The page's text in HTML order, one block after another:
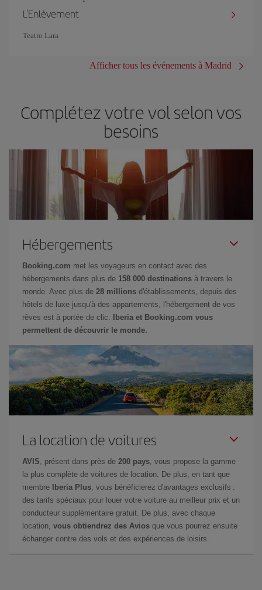
L'Enlèvement
Teatro Lara
Afficher tous les événements à Madrid
Complétez votre vol selon vos
besoins
Hébergements
Booking.com met les voyageurs en contact avec des
hébergements dans plus de 158 000 destinations à travers le
monde. Avec plus de 28 millions d'établissements, depuis des
hôtels de luxe jusqu'à des appartements, l'hébergement de vos
rêves est à portée de clic.
Iberia et Booking.com vous
permettent de découvrir le monde.
La location de voitures
AVIS, présent dans près de 200 pays, vous propose la gamme
la plus complète de voitures de location. De plus, en tant que
membre
Iberia Plus, vous bénéficierez d'avantages exclusifs :
des tarifs spéciaux pour louer votre voiture au meilleur prix et un
conducteur supplémentaire gratuit. De plus, avec chaque
location, vous obtiendrez des Avios que vous pourrez ensuite
échanger contre des vols et des expériences de loisirs.